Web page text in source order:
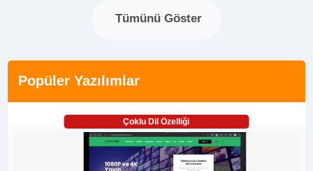
Tümünü Göster
Popüler Yazılımlar
Çoklu Dil Özelliği